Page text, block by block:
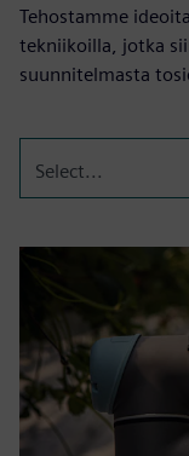
Tehostamme
tekniikoilla, jotka
suunnitelmasta
Select...